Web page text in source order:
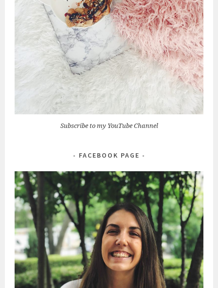
Subscribe to my YouTube Channel
FACEBOOK PAGE